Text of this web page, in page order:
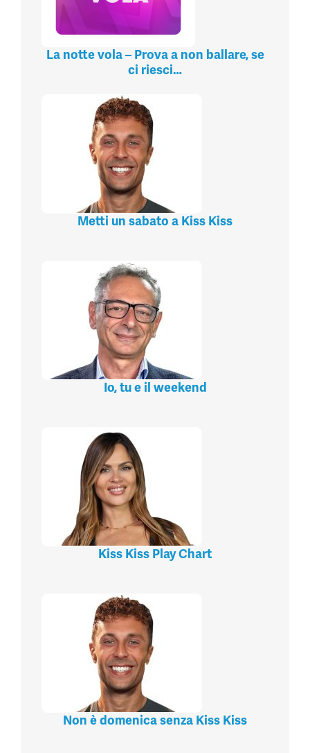
La notte vola – Prova a non ballare, se
ci riesci…
Metti un sabato a Kiss Kiss
Io, tu e il weekend
Kiss Kiss Play Chart
Non è domenica senza Kiss Kiss